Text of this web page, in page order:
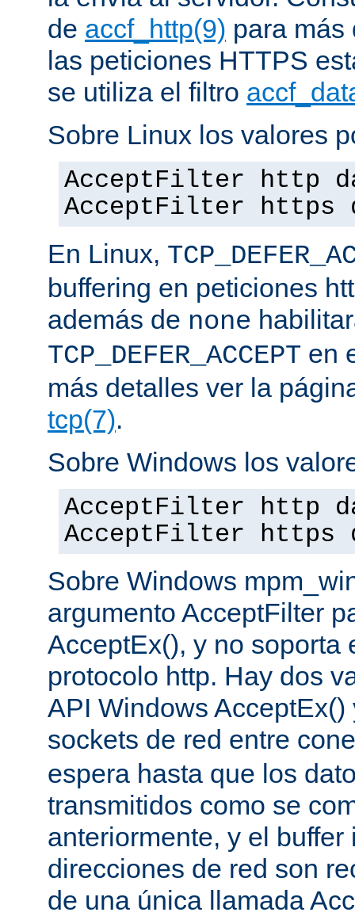
de accf_http(9) para más
las peticiones HTTPS
se utiliza el filtro
Sobre Linux los valores
AcceptFilter http
AcceptFilter https
En Linux,
buffering en peticiones
además de none
TCP_DEFER_ACCEPT en
más detalles ver la
tcp(7).
Sobre Windows los
AcceptFilter http
AcceptFilter https
Sobre Windows
argumento AcceptFilter
AcceptEx(), y no soporta
protocolo http. Hay dos
API Windows
sockets de red entre
espera hasta que los
transmitidos como se
anteriormente, y el
direcciones de red son
de una única llamada